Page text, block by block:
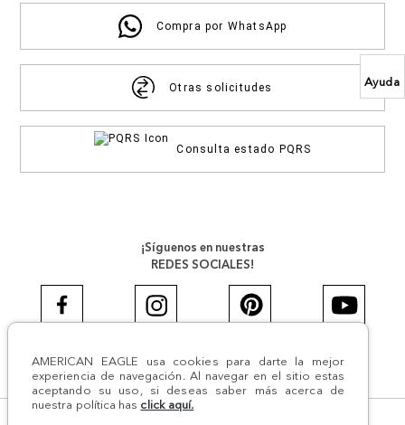
Ayuda
AMERICAN EAGLE usa cookies para darte la mejor
experiencia de navegación. Al navegar en el sitio estas
aceptando su uso, si deseas saber más acerca de
nuestra política has click aquí.
Compra por WhatsApp
Otras solicitudes
Consulta estado PQRS
¡Síguenos en nuestras
REDES SOCIALES!
#AEJEANS #AerieREALCOL